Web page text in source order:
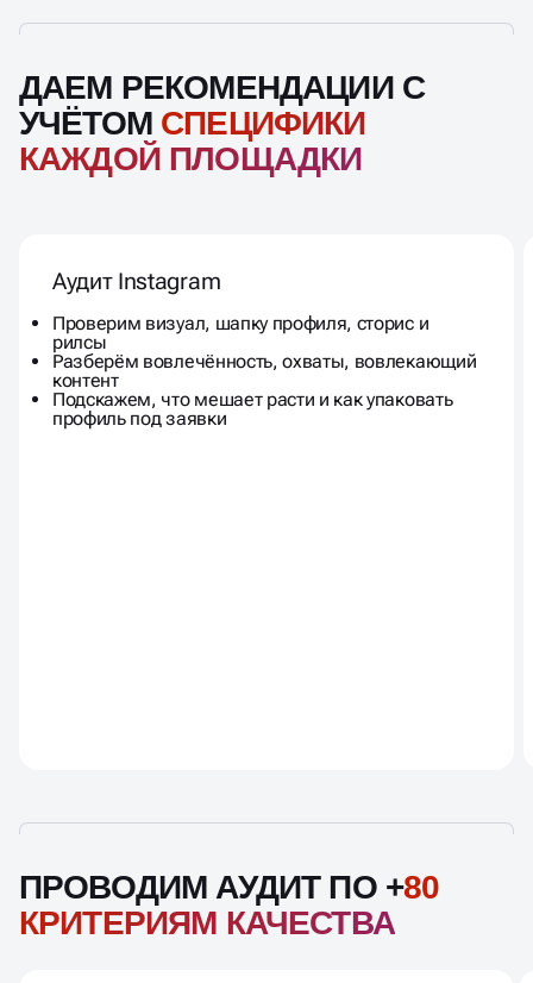
ДАЕМ РЕКОМЕНДАЦИИ С
УЧЁТОМ СПЕЦИФИКИ
КАЖДОЙ ПЛОЩАДКИ
Аудит Instagram
Проверим визуал, шапку профиля, сторис и
рилсы
Разберём вовлечённость, охваты, вовлекающий
контент
Подскажем, что мешает расти и как упаковать
профиль под заявки
ПРОВОДИМ АУДИТ ПО +80
КРИТЕРИЯМ КАЧЕСТВА